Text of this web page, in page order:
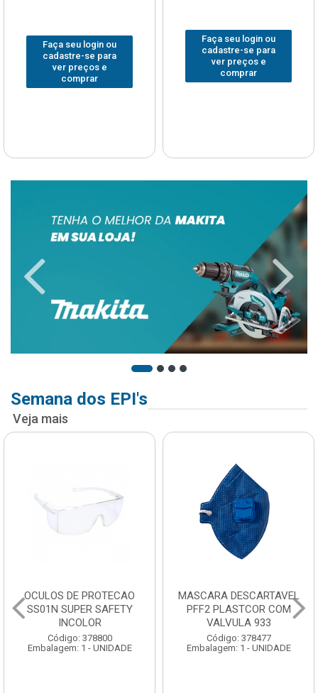
Faça seu login ou
cadastre-se para
ver preços e
comprar
Faça seu login ou
cadastre-se para
ver preços e
comprar
Semana dos EPI's
Veja mais
OCULOS DE PROTECAO
SS01N SUPER SAFETY
INCOLOR
Código: 378800
Embalagem: 1 - UNIDADE
MASCARA DESCARTAVEL
PFF2 PLASTCOR COM
VALVULA 933
Código: 378477
Embalagem: 1 - UNIDADE